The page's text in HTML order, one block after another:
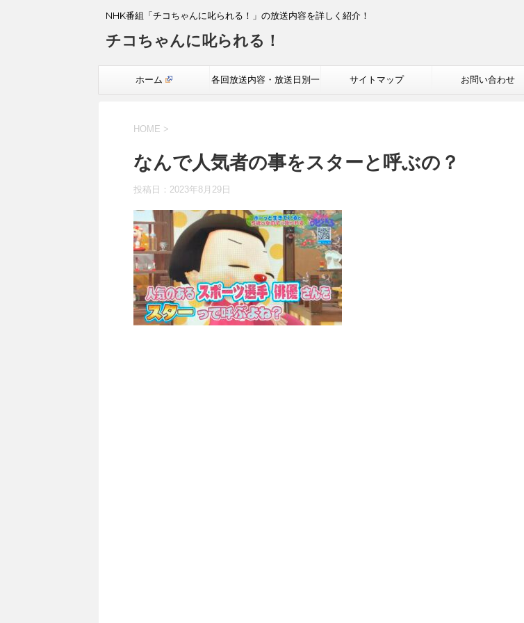
NHK番組「チコちゃんに叱られる！」の放送内容を詳しく紹介！
チコちゃんに叱られる！
ホーム 各回放送内容・放送日別一 サイトマップ お問い合わせ
HOME >
なんで人気者の事をスターと呼ぶの？
投稿日： 2023年8月29日